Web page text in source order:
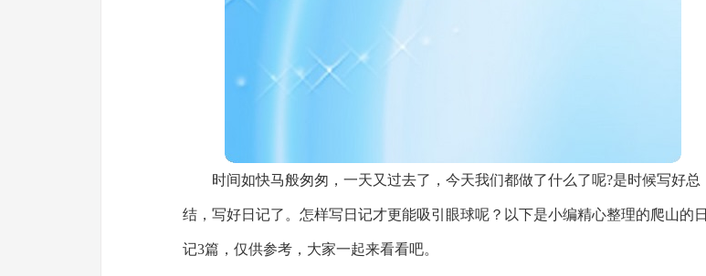
时间如快马般匆匆，一天又过去了，今天我们都做了什么了呢?是时候写好总
结，写好日记了。怎样写日记才更能吸引眼球呢？以下是小编精心整理的爬山的日
记3篇，仅供参考，大家一起来看看吧。